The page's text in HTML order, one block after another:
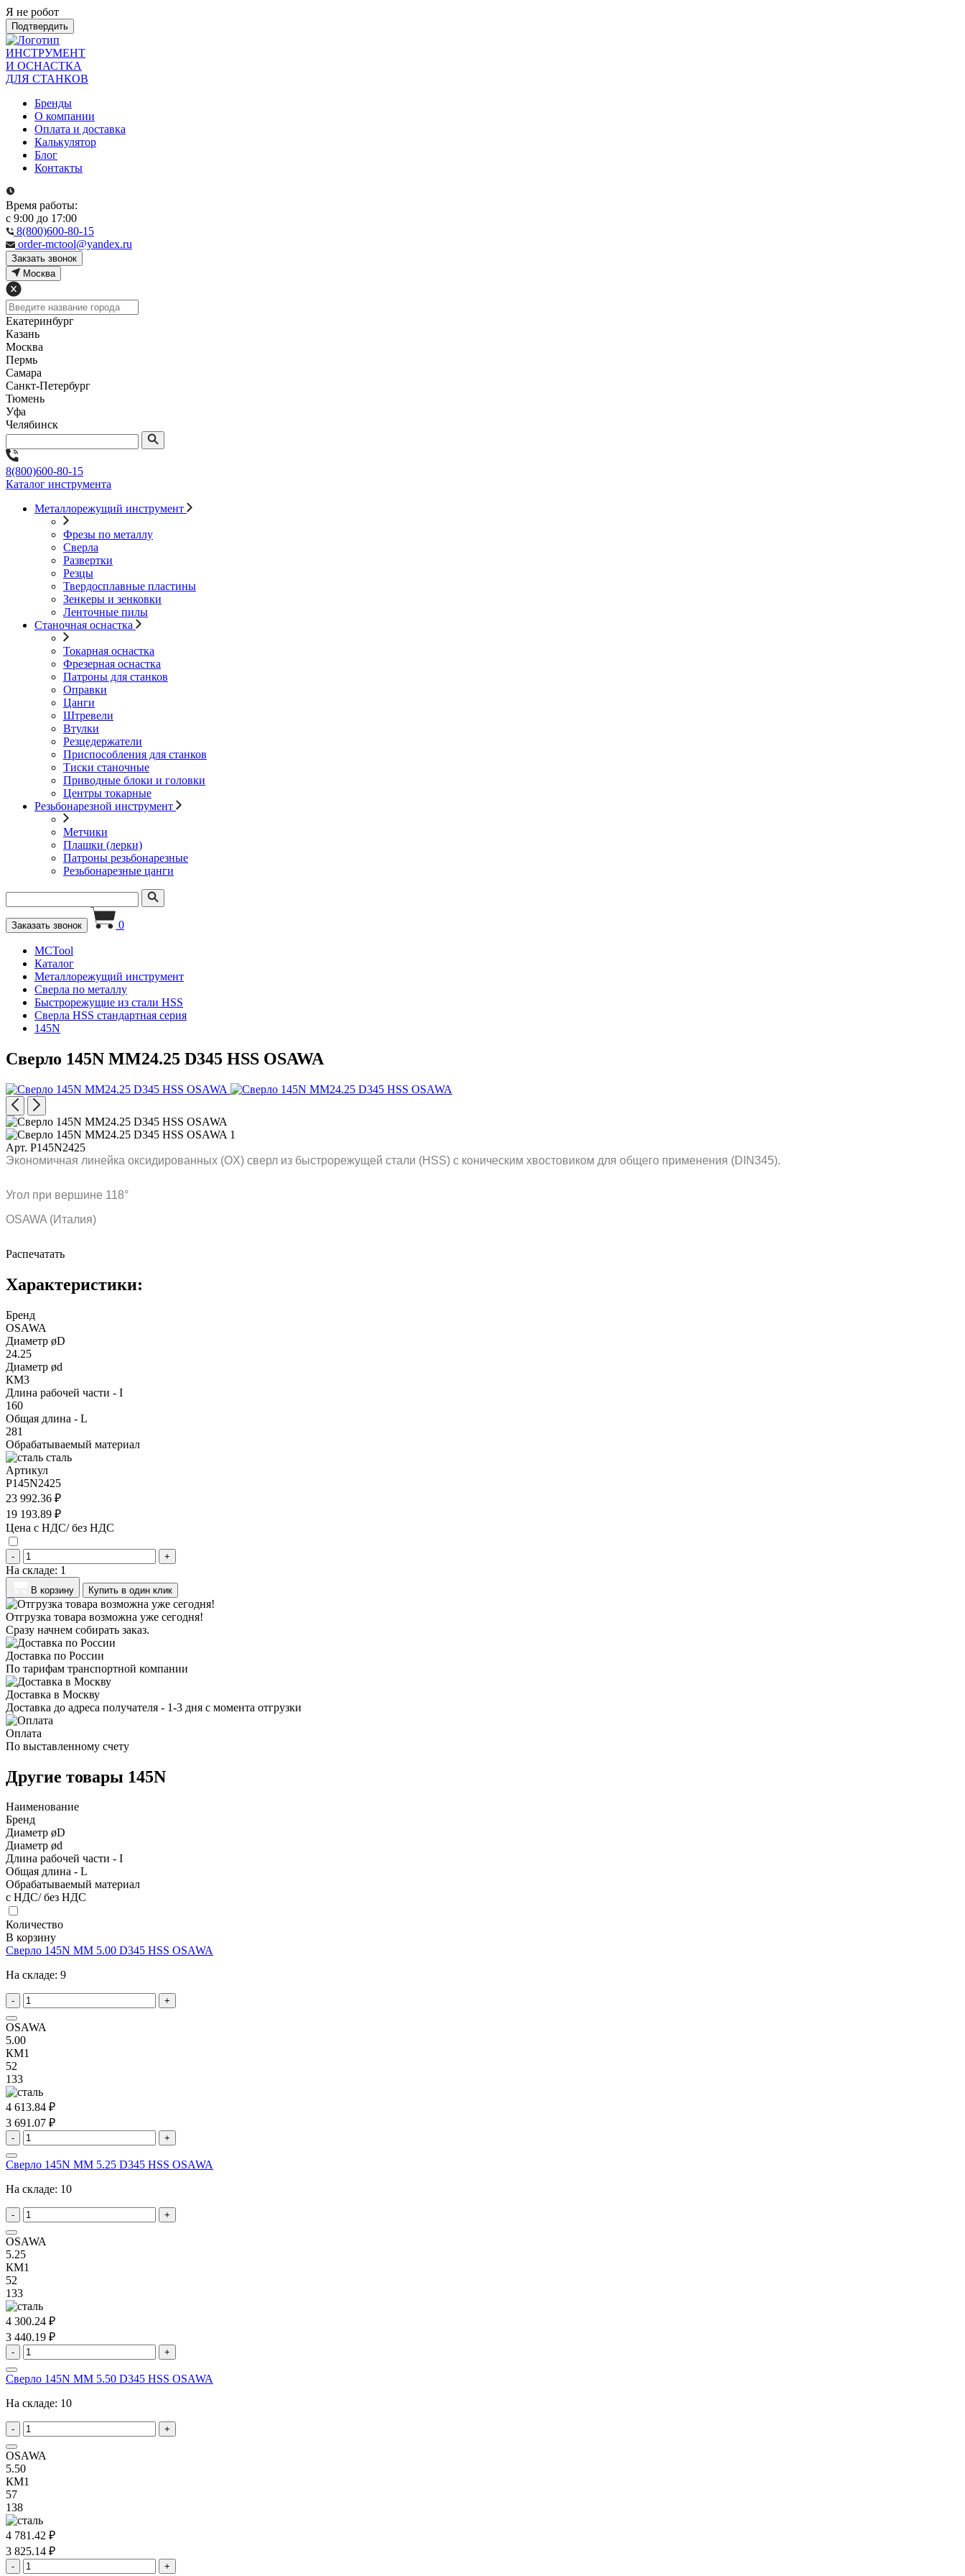
Я не робот
Подтвердить
ИНСТРУМЕНТ
И ОСНАСТКА
ДЛЯ СТАНКОВ
Бренды
О компании
Оплата и доставка
Калькулятор
Блог
Контакты
Время работы:
с 9:00 до 17:00
8(800)600-80-15
order-mctool@yandex.ru
Закзать звонок
Москва
Екатеринбург
Казань
Москва
Пермь
Самара
Санкт-Петербург
Тюмень
Уфа
Челябинск
8(800)600-80-15
Каталог инструмента
Металлорежущий инструмент
Фрезы по металлу
Сверла
Развертки
Резцы
Твердосплавные пластины
Зенкеры и зенковки
Ленточные пилы
Станочная оснастка
Токарная оснастка
Фрезерная оснастка
Патроны для станков
Оправки
Цанги
Штревели
Втулки
Резцедержатели
Приспособления для станков
Тиски станочные
Приводные блоки и головки
Центры токарные
Резьбонарезной инструмент
Метчики
Плашки (лерки)
Патроны резьбонарезные
Резьбонарезные цанги
Заказать звонок 0
MCTool
Каталог
Металлорежущий инструмент
Сверла по металлу
Быстрорежущие из стали HSS
Сверла HSS стандартная серия
145N
Сверло 145N MM24.25 D345 HSS OSAWA
Арт. P145N2425
Экономичная линейка оксидированных (OX) сверл из быстрорежущей стали (HSS) с коническим хвостовиком для общего применения (DIN345).
Угол при вершине 118°
OSAWA (Италия)
Распечатать
Характеристики:
Бренд
OSAWA
Диаметр øD
24.25
Диаметр ød
КМ3
Длина рабочей части - I
160
Общая длина - L
281
Обрабатываемый материал
сталь
Артикул
P145N2425
23 992.36 ₽
19 193.89 ₽
Цена с НДС/ без НДС
- +
На складе: 1
В корзину Купить в один клик
Отгрузка товара возможна уже сегодня!
Сразу начнем собирать заказ.
Доставка по России
По тарифам транспортной компании
Доставка в Москву
Доставка до адреса получателя - 1-3 дня с момента отгрузки
Оплата
По выставленному счету
Другие товары 145N
Наименование
Бренд
Диаметр øD
Диаметр ød
Длина рабочей части - I
Общая длина - L
Обрабатываемый материал
с НДС/ без НДС
Количество
В корзину
Сверло 145N MM 5.00 D345 HSS OSAWA
На складе: 9
- +
OSAWA
5.00
КМ1
52
133
4 613.84 ₽
3 691.07 ₽
- +
Сверло 145N MM 5.25 D345 HSS OSAWA
На складе: 10
- +
OSAWA
5.25
КМ1
52
133
4 300.24 ₽
3 440.19 ₽
- +
Сверло 145N MM 5.50 D345 HSS OSAWA
На складе: 10
- +
OSAWA
5.50
КМ1
57
138
4 781.42 ₽
3 825.14 ₽
- +